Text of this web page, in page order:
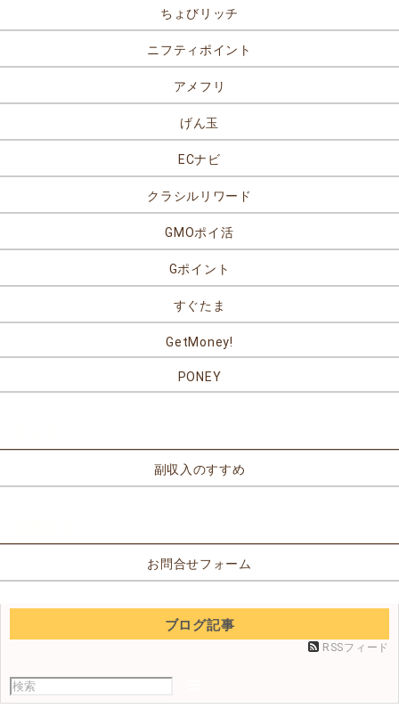
ちょびリッチ
ニフティポイント
アメフリ
げん玉
ECナビ
クラシルリワード
GMOポイ活
Gポイント
すぐたま
GetMoney!
PONEY
副収入のすすめ
お問合せフォーム
ブログ記事
RSSフィード